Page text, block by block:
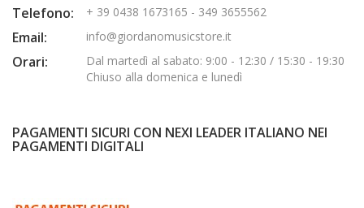
Telefono: + 39 0438 1673165 - 349 3655562
Email: info@giordanomusicstore.it
Orari:
Dal martedì al sabato: 9:00 - 12:30 / 15:30 - 19:30
Chiuso alla domenica e lunedì
PAGAMENTI SICURI CON NEXI LEADER ITALIANO NEI
PAGAMENTI DIGITALI